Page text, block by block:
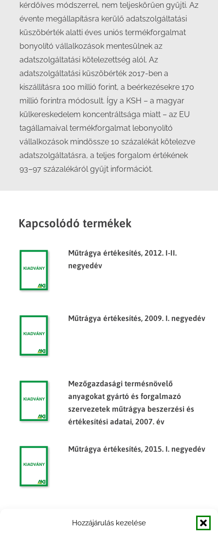
Hozzájárulás kezelése
kérdőíves módszerrel, nem teljeskörűen gyűjti. Az
évente megállapításra kerülő adatszolgáltatási
küszöbérték alatti éves uniós termékforgalmat
bonyolító vállalkozások mentesülnek az
adatszolgáltatási kötelezettség alól. Az
adatszolgáltatási küszöbérték 2017-ben a
kiszállításra 100 millió forint, a beérkezésekre 170
millió forintra módosult. Így a KSH – a magyar
külkereskedelem koncentráltsága miatt – az EU
tagállamaival termékforgalmat lebonyolító
vállalkozások mindössze 10 százalékát kötelezve
adatszolgáltatásra, a teljes forgalom értékének
93–97 százalékáról gyűjt információt.
Kapcsolódó termékek
Műtrágya értékesítés, 2012. I-II.
negyedév
Műtrágya értékesítés, 2009. I. negyedév
Mezőgazdasági termésnövelő
anyagokat gyártó és forgalmazó
szervezetek műtrágya beszerzési és
értékesítési adatai, 2007. év
Műtrágya értékesítés, 2015. I. negyedév
szám